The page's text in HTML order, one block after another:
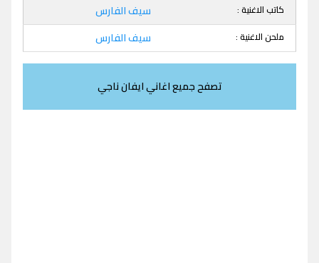
كاتب الاغنية : سيف الفارس
ملحن الاغنية : سيف الفارس
تصفح جميع اغاني ايفان ناجي